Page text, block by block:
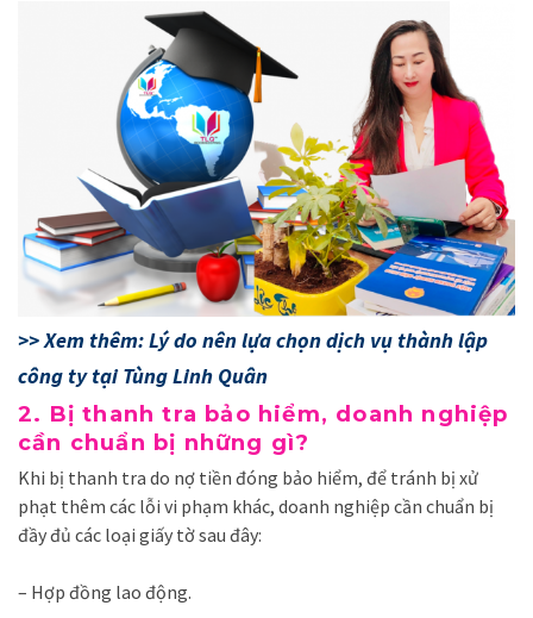
>> Xem thêm:Lý do nên lựa chọn dịch vụ thành lập
công ty tại Tùng Linh Quân
2. Bị thanh tra bảo hiểm, doanh nghiệp
cần chuẩn bị những gì?
Khi bị thanh tra do nợ tiền đóng bảo hiểm, để tránh bị xử
phạt thêm các lỗi vi phạm khác, doanh nghiệp cần chuẩn bị
đầy đủ các loại giấy tờ sau đây:
– Hợp đồng lao động.